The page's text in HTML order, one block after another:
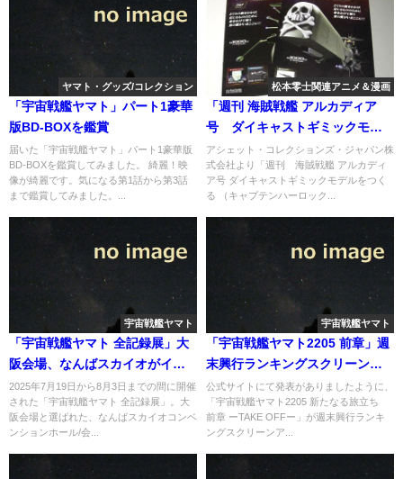
ヤマト・グッズ/コレクション
「宇宙戦艦ヤマト」パート1豪華
版BD-BOXを鑑賞
届いた「宇宙戦艦ヤマト」パート1豪華版
BD-BOXを鑑賞してみました。 綺麗！映
像が綺麗です。気になる第1話から第3話
まで鑑賞してみました。...
松本零士関連アニメ＆漫画
「週刊 海賊戦艦 アルカディア
号 ダイキャストギミックモデ
ルをつくる」第66号
アシェット・コレクションズ・ジャパン株
式会社より「週刊 海賊戦艦 アルカディ
ア号 ダイキャストギミックモデルをつく
る （キャプテンハーロック...
宇宙戦艦ヤマト
「宇宙戦艦ヤマト 全記録展」大
阪会場、なんばスカイオがイベ
ント実績を紹介
2025年7月19日から8月3日までの間に開催
された「宇宙戦艦ヤマト 全記録展」。大
阪会場と選ばれた、なんばスカイオコンベ
ンションホール/会...
宇宙戦艦ヤマト
「宇宙戦艦ヤマト2205 前章」週
末興行ランキングスクリーンア
ベレージ1位を獲得
公式サイトにて発表がありましたように、
「宇宙戦艦ヤマト2205 新たなる旅立ち
前章 ーTAKE OFFー」が週末興行ランキ
ングスクリーンア...